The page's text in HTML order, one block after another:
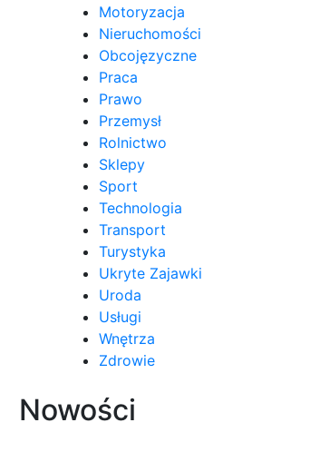
Motoryzacja
Nieruchomości
Obcojęzyczne
Praca
Prawo
Przemysł
Rolnictwo
Sklepy
Sport
Technologia
Transport
Turystyka
Ukryte Zajawki
Uroda
Usługi
Wnętrza
Zdrowie
Nowości